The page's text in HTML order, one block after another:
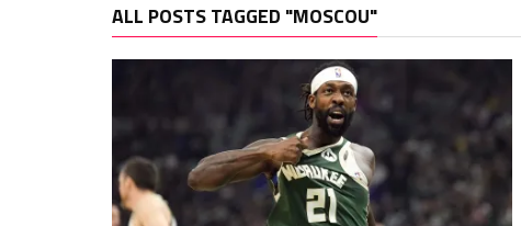
ALL POSTS TAGGED "MOSCOU"